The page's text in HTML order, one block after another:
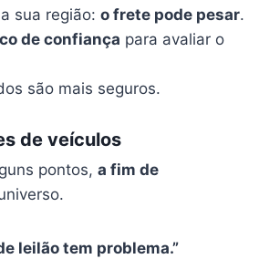
sua região:o frete pode pesar.
de confiança para avaliar o
são mais seguros.
de veículos
pontos,a fim de
leilão tem problema.”